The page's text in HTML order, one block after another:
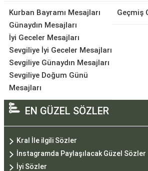
Kurban Bayramı Mesajları
Günaydın Mesajları
İyi Geceler Mesajları
Sevgiliye İyi Geceler Mesajları
Sevgiliye Günaydın Mesajları
Sevgiliye Doğum Günü
Mesajları
Geçmiş
EN GÜZEL SÖZLER
Kral İle ilgili Sözler
İnstagramda Paylaşılacak Güzel Sözler
İyi Sözler